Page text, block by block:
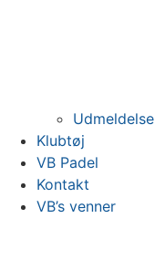
Udmeldelse
Klubtøj
VB Padel
Kontakt
VB’s venner